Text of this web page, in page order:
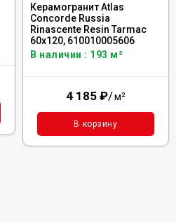
Керамогранит Atlas
Concorde Russia
Rinascente Resin Tarmac
60x120, 610010005606
В наличии : 193 м²
4 185 ₽/м²
В корзину